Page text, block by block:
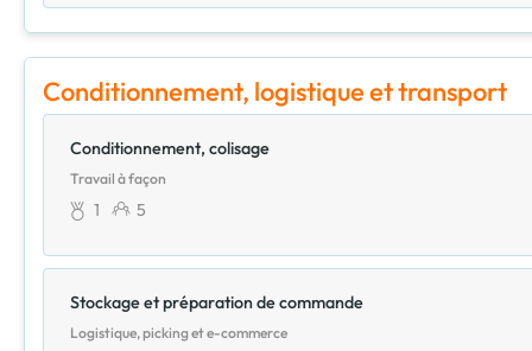
Conditionnement, logistique et transport
Conditionnement, colisage
Travail à façon
1 5
Stockage et préparation de commande
Logistique, picking et e-commerce